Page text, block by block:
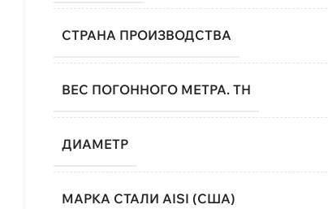
СТРАНА ПРОИЗВОДСТВА
ВЕС ПОГОННОГО МЕТРА. ТН
ДИАМЕТР
МАРКА СТАЛИ AISI (США)